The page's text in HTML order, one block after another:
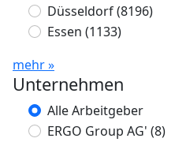
Düsseldorf(8196)
Essen (1133)
mehr »
Unternehmen
Alle Arbeitgeber
ERGO Group AG' (8)